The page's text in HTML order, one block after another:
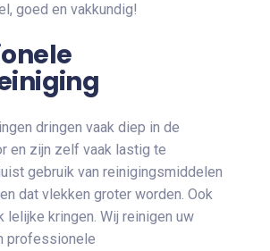
goed en vakkundig!
dringen vaak diep in de
en zijn zelf vaak lastig te
gebruik van reinigingsmiddelen
dat vlekken groter worden. Ook
lelijke kringen. Wij reinigen uw
professionele